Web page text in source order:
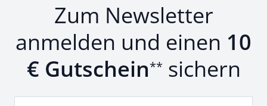
Zum Newsletter
anmelden und einen 10
€ Gutschein** sichern